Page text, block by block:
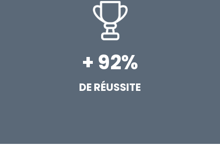
+ 92%
DE RÉUSSITE